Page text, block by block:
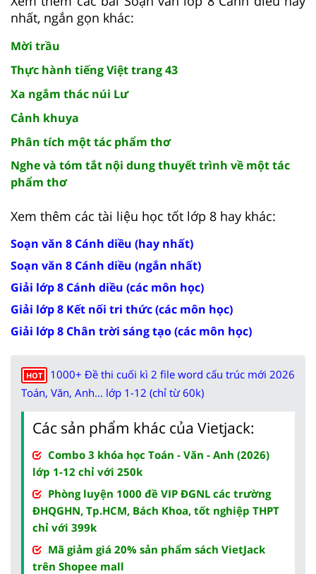
nhất, ngắn gọn khác:
Mời trầu
Thực hành tiếng Việt trang 43
Xa ngắm thác núi Lư
Cảnh khuya
Phân tích một tác phẩm thơ
Nghe và tóm tắt nội dung thuyết trình về một tác
phẩm thơ
Xem thêm các tài liệu học tốt lớp 8 hay khác:
Soạn văn 8 Cánh diều (hay nhất)
Soạn văn 8 Cánh diều (ngắn nhất)
Giải lớp 8 Cánh diều (các môn học)
Giải lớp 8 Kết nối tri thức (các môn học)
Giải lớp 8 Chân trời sáng tạo (các môn học)
HOT
1000+ Đề thi cuối kì 2 file word cấu trúc mới 2026
Toán, Văn, Anh... lớp 1-12 (chỉ từ 60k)
Các sản phẩm khác của Vietjack:
Combo 3 khóa học Toán - Văn - Anh (2026)
lớp 1-12 chỉ với 250k
Phòng luyện 1000 đề VIP ĐGNL các trường
ĐHQGHN, Tp.HCM, Bách Khoa, tốt nghiệp THPT
chỉ với 399k
Mã giảm giá 20% sản phẩm sách VietJack
trên Shopee mall